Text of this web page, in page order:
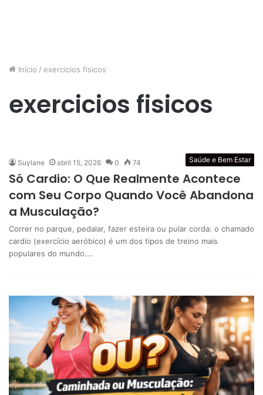
Início / exercicios fisicos
exercicios fisicos
Saúde e Bem Estar
Suylane abril 15, 2026 0 74
Só Cardio: O Que Realmente Acontece
com Seu Corpo Quando Você Abandona
a Musculação?
Correr no parque, pedalar, fazer esteira ou pular corda: o chamado
cardio (exercício aeróbico) é um dos tipos de treino mais
populares do mundo.…